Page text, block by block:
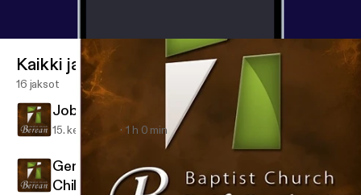
Kaikki jaksot
16 jaksot
Job 1:4-5, Genesis 18:17-19 "Good Dad"
15. kesä 2014 1 h 0 min
Genesis 4:1-8, 25-26 "Bad Dad: Men of God,
Children of the Devil"